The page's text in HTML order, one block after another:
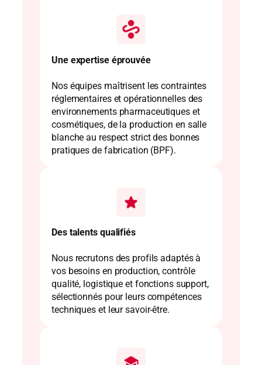
Une expertise éprouvée
Nos équipes maîtrisent les contraintes
réglementaires et opérationnelles des
environnements pharmaceutiques et
cosmétiques, de la production en salle
blanche au respect strict des bonnes
pratiques de fabrication (BPF).
Des talents qualifiés
Nous recrutons des profils adaptés à
vos besoins en production, contrôle
qualité, logistique et fonctions support,
sélectionnés pour leurs compétences
techniques et leur savoir‑être.